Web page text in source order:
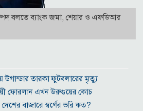
বলতে ব্যাংক জমা, শেয়ার ও এফডিআর
উগান্ডার তারকা ফুটবলারের মৃত্যু
ফোরলান এখন উরুগুয়ের কোচ
বাজারে স্বর্ণের ভরি কত?